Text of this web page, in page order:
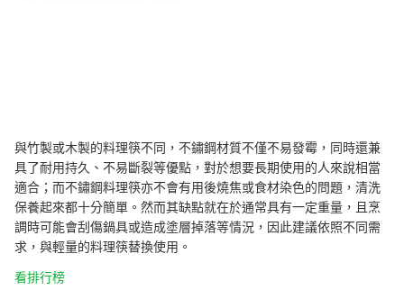
與竹製或木製的料理筷不同，不鏽鋼材質不僅不易發霉，同時還兼
具了耐用持久、不易斷裂等優點，對於想要長期使用的人來說相當
適合；而不鏽鋼料理筷亦不會有用後燒焦或食材染色的問題， 清洗
保養起來都十分簡單 。然而其缺點就在於通常具有一定重量，且烹
調時可能會刮傷鍋具或造成塗層掉落等情況，因此建議依照不同需
求，與輕量的料理筷替換使用。
看排行榜